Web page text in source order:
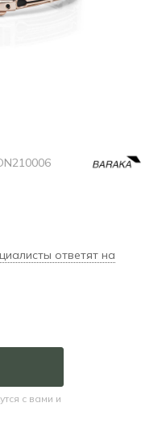
ответят на
с вами и